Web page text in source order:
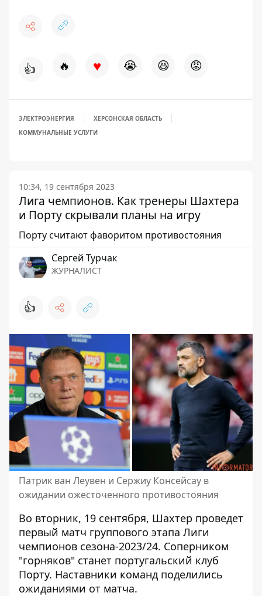
👍 🔥 ♥ 😭 😆 😡
ЭЛЕКТРОЭНЕРГИЯ
ХЕРСОНСКАЯ ОБЛАСТЬ
КОММУНАЛЬНЫЕ УСЛУГИ
10:34, 19 сентября 2023
Лига чемпионов. Как тренеры Шахтера
и Порту скрывали планы на игру
Порту считают фаворитом противостояния
Сергей Турчак
ЖУРНАЛИСТ
👍
Патрик ван Леувен и Сержиу Консейсау в
ожидании ожесточенного противостояния
Во вторник, 19 сентября, Шахтер проведет
первый матч группового этапа Лиги
чемпионов сезона-2023/24. Соперником
"горняков" станет португальский клуб
Порту. Наставники команд поделились
ожиданиями от матча.